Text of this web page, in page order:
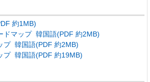
約1MB)
ドマップ 韓国語(PDF 約2MB)
プ 韓国語(PDF 約2MB)
プ 韓国語(PDF 約19MB)